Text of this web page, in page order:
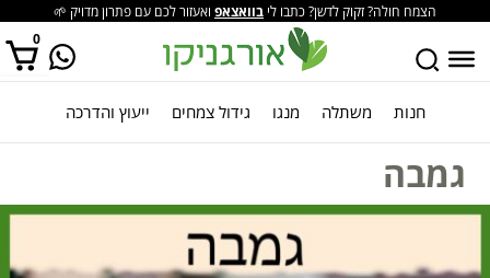
הצמח חולה? זקוק לדשן? כתבו לי בוואצאפ ואעזור לכם עם פתרון מדויק 🌱
0
אין מוצרים בסל הקניות. חנות משתלה מנגו גידול צמחים ייעוץ והדרכה
גמבה